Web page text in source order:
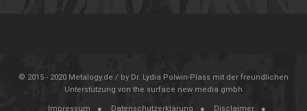
© 2015 - 2020 Metalogy.de / by Dr. Lydia Polwin-Plass mit der freundlichen
Unterstützung von the surface new media gmbh
Impressum Datenschutzerklärung Disclaimer